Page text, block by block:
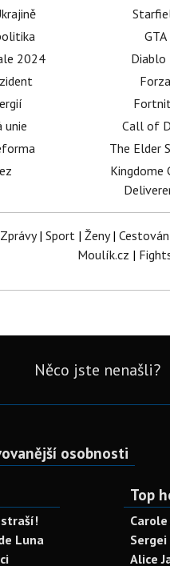
2024
unie
GTA
Diablo
Forza
Call of
The Elder
Kingdome
Zprávy| Sport| Ženy|
Moulík.cz |
Něco jste nenašli?
osobnosti
Luna
Top
Sergei
Alice